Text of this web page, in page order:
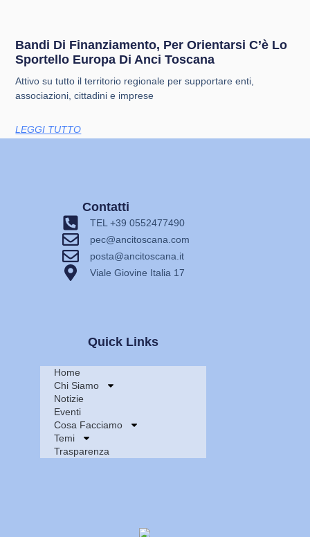
Bandi Di Finanziamento, Per Orientarsi C’è Lo
Sportello Europa Di Anci Toscana
Attivo su tutto il territorio regionale per supportare enti,
associazioni, cittadini e imprese
LEGGI TUTTO
Quick Links
Home
Chi Siamo
Notizie
Eventi
Cosa Facciamo
Temi
Trasparenza
Contatti
TEL +39 0552477490
pec@ancitoscana.com
posta@ancitoscana.it
Viale Giovine Italia 17